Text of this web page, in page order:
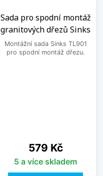
Sada pro spodní montáž
granitových dřezů Sinks
Montážní sada Sinks TL901
pro spodní montáž dřezu.
Cena
579 Kč
5 a více skladem